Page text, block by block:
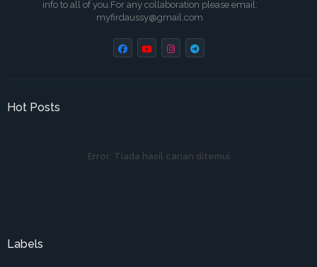
info to all of you.For any collaboration please email:
myfirdaussy@gmail.com
Hot Posts
Error: Tiada hasil carian ditemui
Labels